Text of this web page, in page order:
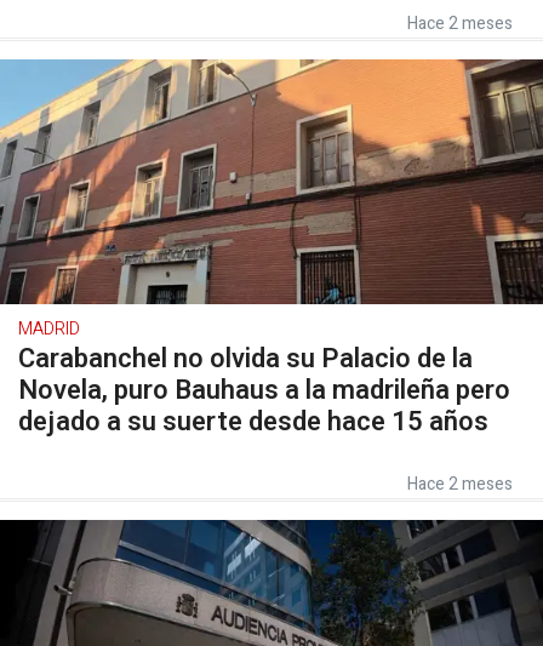
Hace 2 meses
MADRID
Carabanchel no olvida su Palacio de la
Novela, puro Bauhaus a la madrileña pero
dejado a su suerte desde hace 15 años
Hace 2 meses